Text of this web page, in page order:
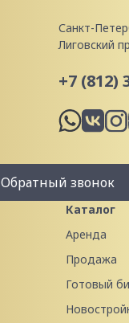
Санкт-
Лиговский
+7 (812)
Обратный звонок
Каталог
Аренда
Продажа
Готовый